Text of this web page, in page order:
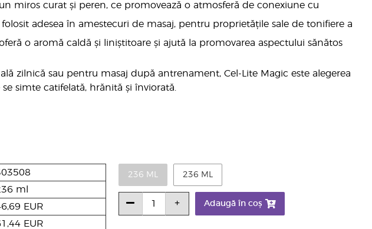
miros curat și peren, ce promovează o atmosferă de conexiune cu
adesea în amestecuri de masaj, pentru proprietățile sale de tonifiere a
o aromă caldă și liniștitoare și ajută la promovarea aspectului sănătos
zilnică sau pentru masaj după antrenament, Cel-Lite Magic este alegerea
simte catifelată, hrănită și înviorată.
ml
EUR
EUR
236 ML 236 ML
Adaugă în coș